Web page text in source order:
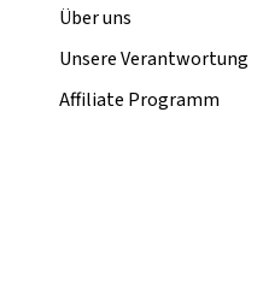
Über uns
Unsere Verantwortung
Affiliate Programm